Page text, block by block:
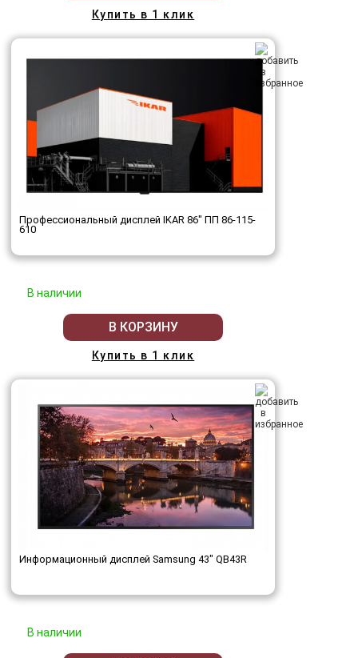
Купить в 1 клик
Профессиональный дисплей IKAR 86" ПП 86-115-
610
В наличии
В КОРЗИНУ
Купить в 1 клик
Информационный дисплей Samsung 43" QB43R
В наличии